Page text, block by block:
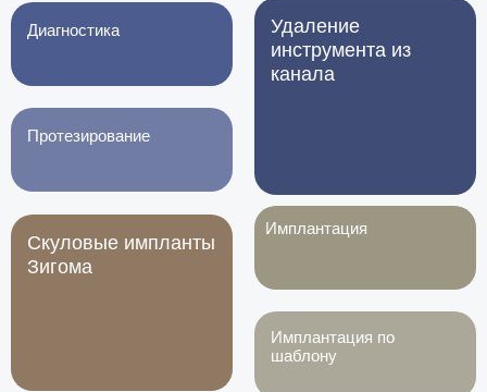
Диагностика
Протезирование
Удаление
инструмента из
канала
Скуловые импланты
Зигома
Имплантация
Имплантация по
шаблону